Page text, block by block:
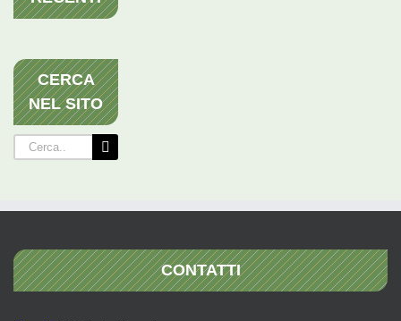
CERCA
NEL SITO
Cerca
per:
CONTATTI